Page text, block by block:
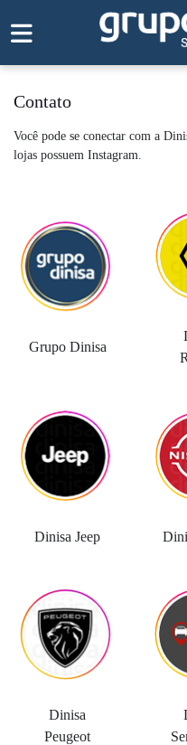
Contato
Você pode se conectar com a
lojas possuem Instagram.
Grupo Dinisa
Dinisa Jeep
Dinisa
Peugeot